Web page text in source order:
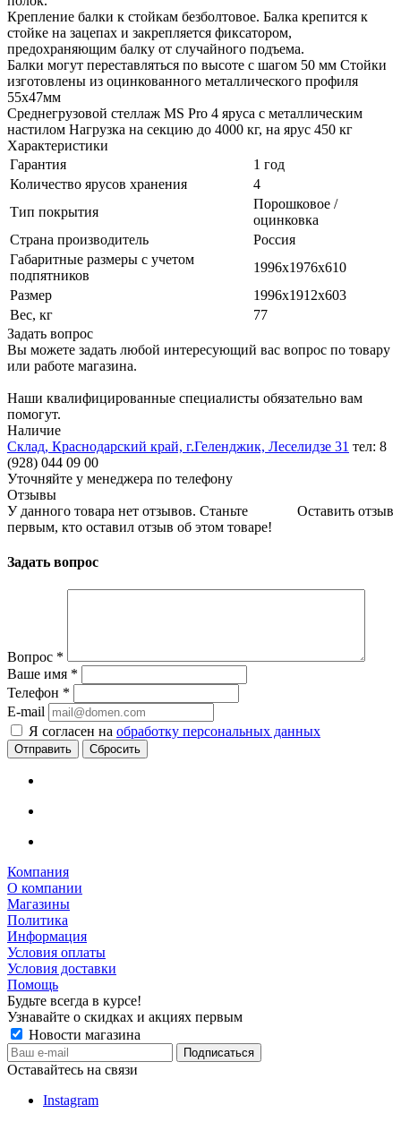
Крепление балки к стойкам безболтовое. Балка крепится к
стойке на зацепах и закрепляется фиксатором,
предохраняющим балку от случайного подъема.
Балки могут переставляться по высоте с шагом 50 мм Стойки
изготовлены из оцинкованного металлического профиля
55х47мм
Среднегрузовой стеллаж MS Pro 4 ярусa с металлическим
настилом Нагрузка на секцию до 4000 кг, на ярус 450 кг
Характеристики
Гарантия
1 год
Количество ярусов хранения
4
Тип покрытия
Порошковое /
оцинковка
Страна производитель
Россия
Габаритные размеры с учетом
подпятников
1996х1976х610
Размер
1996x1912x603
Вес, кг
77
Задать вопрос
Вы можете задать любой интересующий вас вопрос по товару
или работе магазина.
Наши квалифицированные специалисты обязательно вам
помогут.
Наличие
Склад, Краснодарский край, г.Геленджик, Леселидзе 31 тел: 8
(928) 044 09 00
Уточняйте у менеджера по телефону
Отзывы
Оставить отзыв
У данного товара нет отзывов. Станьте
первым, кто оставил отзыв об этом товаре!
Задать вопрос
Вопрос *
Ваше имя *
Телефон *
E-mail
Я согласен на обработку персональных данных
Сбросить
Компания
О компании
Магазины
Политика
Информация
Условия оплаты
Условия доставки
Помощь
Будьте всегда в курсе!
Узнавайте о скидках и акциях первым
Новости магазина
Оставайтесь на связи
Instagram